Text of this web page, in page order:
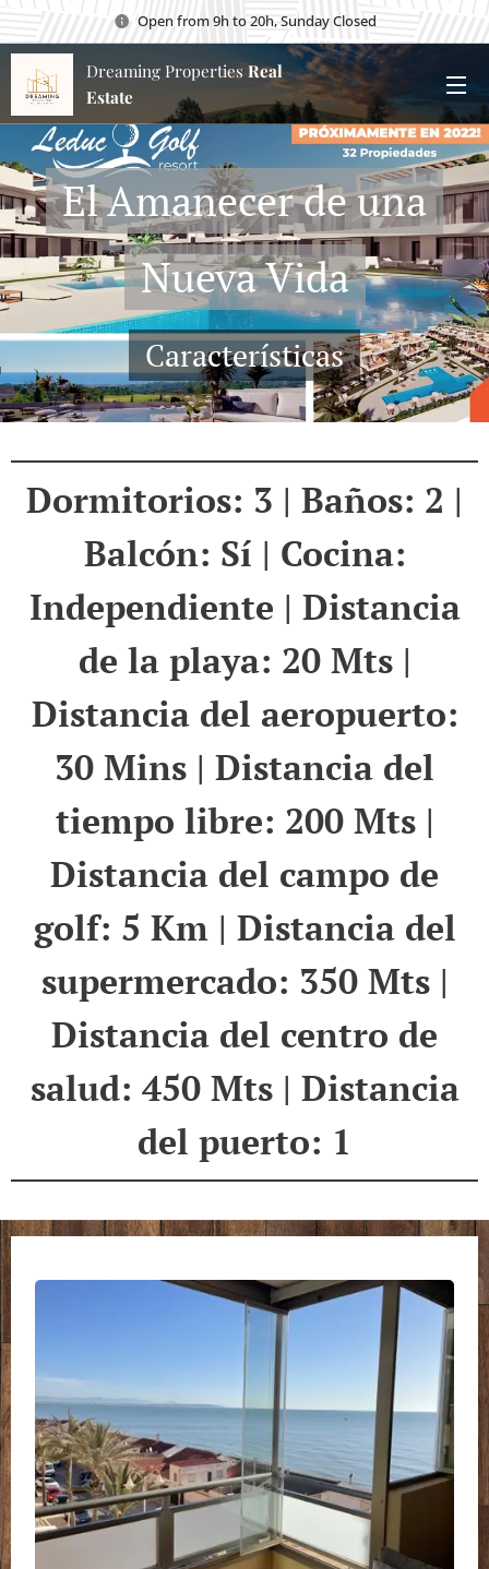
Open from 9h to 20h, Sunday Closed
Dreaming Properties Real
Estate
El Amanecer de una
Nueva Vida
Características
Dormitorios: 3 | Baños: 2 |
Balcón: Sí | Cocina:
Independiente | Distancia
de la playa: 20 Mts |
Distancia del aeropuerto:
30 Mins | Distancia del
tiempo libre: 200 Mts |
Distancia del campo de
golf: 5 Km | Distancia del
supermercado: 350 Mts |
Distancia del centro de
salud: 450 Mts | Distancia
del puerto: 1